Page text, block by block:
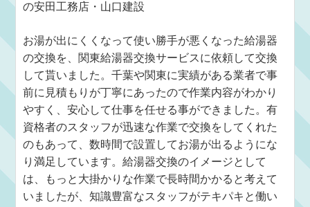
の安田工務店・山口建設
お湯が出にくくなって使い勝手が悪くなった給湯器
の交換を、関東給湯器交換サービスに依頼して交換
して貰いました。千葉や関東に実績がある業者で事
前に見積もりが丁寧にあったので作業内容がわかり
やすく、安心して仕事を任せる事ができました。有
資格者のスタッフが迅速な作業で交換をしてくれた
のもあって、数時間で設置してお湯が出るようにな
り満足しています。給湯器交換のイメージとして
は、もっと大掛かりな作業で長時間かかると考えて
いましたが、知識豊富なスタッフがテキパキと働い